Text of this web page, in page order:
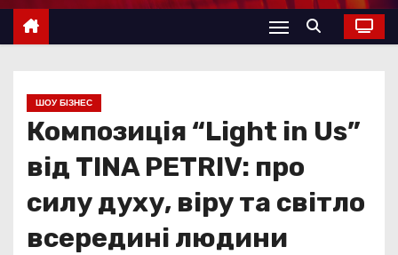
и
ШОУ БІЗНЕС
Композиція “Light in Us”
від TINA PETRIV: про
силу духу, віру та світло
всередині людини